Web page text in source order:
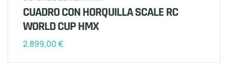
CUADRO CON HORQUILLA SCALE RC
WORLD CUP HMX
2.899,00€